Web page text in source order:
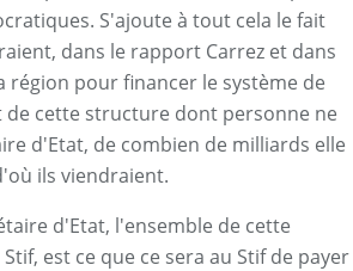
S'ajoute à tout cela le fait
dans le rapport Carrez et dans
pour financer le système de
cette structure dont personne ne
d'Etat, de combien de milliards elle
ils viendraient.
d'Etat, l'ensemble de cette
est ce que ce sera au Stif de payer